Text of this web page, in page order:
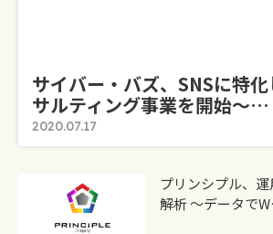
サイバー・バズ、SNSに特
サルティング事業を開始～…
2020.07.17
プリンシプル、
解析 ～データで